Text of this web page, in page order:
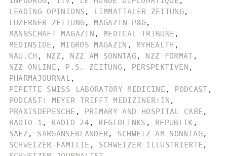
LEADING OPINIONS , LIMMATTALER ZEITUNG,
LUZERNER ZEITUNG, MAGAZIN P&G,
MANNSCHAFT MAGAZIN , MEDICAL TRIBUNE ,
MEDINSIDE , MIGROS MAGAZIN , MYHEALTH ,
NAU.CH , NZZ , NZZ AM SONNTAG, NZZ FORMAT ,
NZZ ONLINE , P.S. ZEITUNG , PERSPEKTIVEN ,
PHARMAJOURNAL ,
PIPETTE SWISS LABORATORY MEDICINE , PODCAST ,
PODCAST: MEYER TRIFFT MEDIZINER:IN ,
PRAXISDEPESCHE , PRIMARY AND HOSPITAL CARE ,
RADIO 1 , RADIO 24, REGIOLINKS , REPUBLIK ,
SAEZ , SARGANSERLÄNDER, SCHWEIZ AM SONNTAG,
SCHWEIZER FAMILIE , SCHWEIZER ILLUSTRIERTE ,